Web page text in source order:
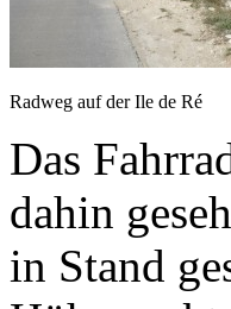
Radweg auf der Ile de Ré
Das
dahin
in Stand